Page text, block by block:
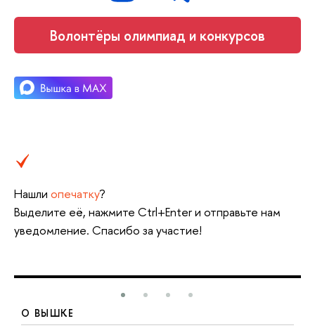
Волонтёры олимпиад и конкурсов
Нашли опечатку?
Выделите её, нажмите Ctrl+Enter и отправьте нам
уведомление. Спасибо за участие!
О ВЫШКЕ